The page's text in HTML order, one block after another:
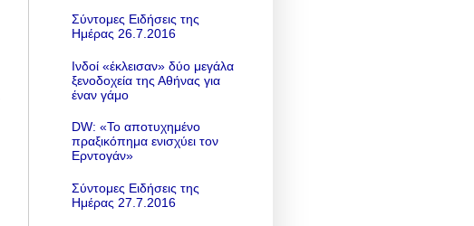
Σύντομες Ειδήσεις της
Ημέρας 26.7.2016
Ινδοί «έκλεισαν» δύο μεγάλα
ξενοδοχεία της Αθήνας για
έναν γάμο
DW: «To αποτυχημένο
πραξικόπημα ενισχύει τον
Ερντογάν»
Σύντομες Ειδήσεις της
Ημέρας 27.7.2016